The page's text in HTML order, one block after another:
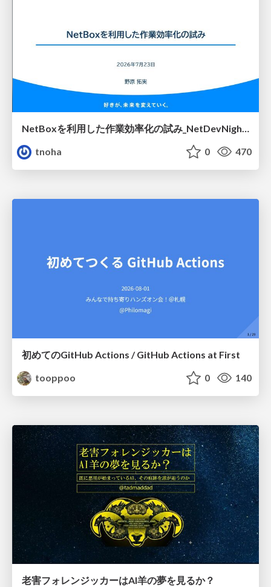
NetBoxを利用した作業効率化の試み_NetDevNight4
tnoha
0 470
初めてのGitHub Actions / GitHub Actions at First
tooppoo
0 140
老害フォレンジッカーはAI羊の夢を見るか？